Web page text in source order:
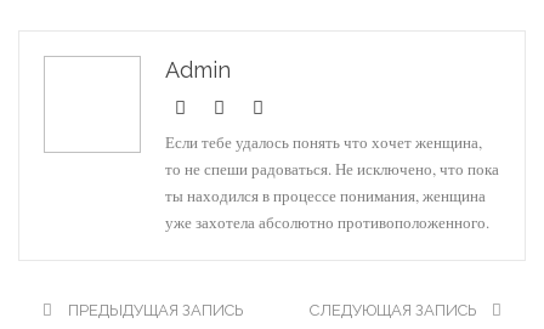
Admin
Если тебе удалось понять что хочет женщина,
то не спеши радоваться. Не исключено, что пока
ты находился в процессе понимания, женщина
уже захотела абсолютно противоположенного.
ПРЕДЫДУЩАЯ ЗАПИСЬ СЛЕДУЮЩАЯ ЗАПИСЬ